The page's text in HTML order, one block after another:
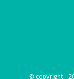
© copyright -